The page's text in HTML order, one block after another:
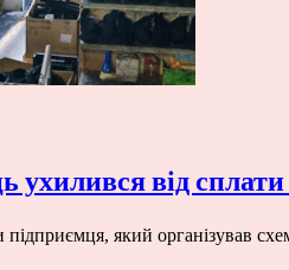
ухилився від
який організував